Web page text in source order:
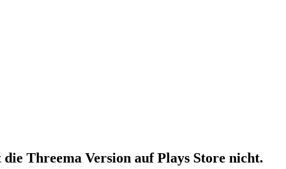
Threema Version auf Plays Store nicht.